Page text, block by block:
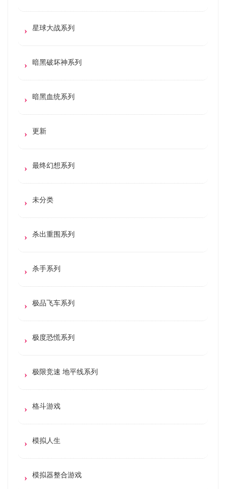
星球大战系列
暗黑破坏神系列
暗黑血统系列
更新
最终幻想系列
未分类
杀出重围系列
杀手系列
极品飞车系列
极度恐慌系列
极限竞速 地平线系列
格斗游戏
模拟人生
模拟器整合游戏